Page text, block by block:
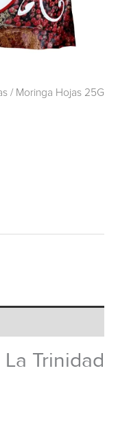
/ Moringa Hojas 25G
Trinidad